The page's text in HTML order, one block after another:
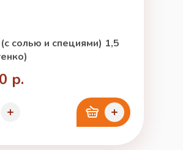
солью и специями) 1,5
р.